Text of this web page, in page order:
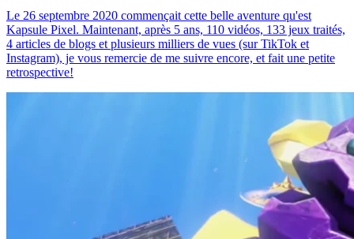
Le 26 septembre 2020 commençait cette belle aventure qu'est
Kapsule Pixel. Maintenant, après 5 ans, 110 vidéos, 133 jeux traités,
4 articles de blogs et plusieurs milliers de vues (sur TikTok et
Instagram), je vous remercie de me suivre encore, et fait une petite
retrospective!